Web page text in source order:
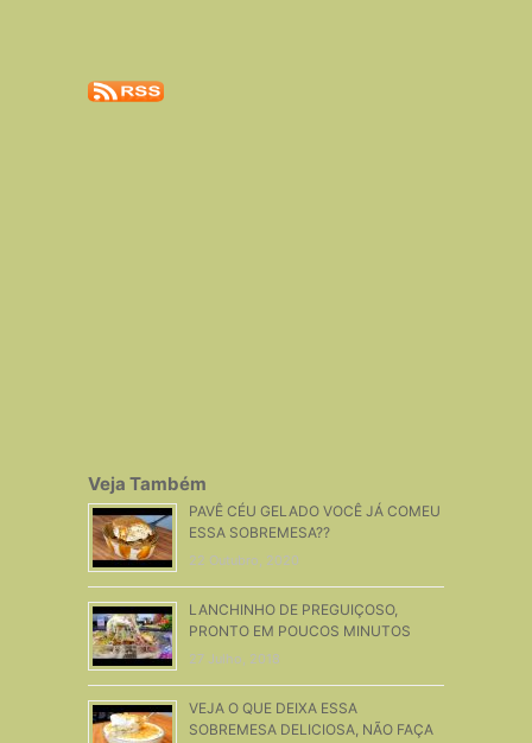
Veja Também
PAVÊ CÉU GELADO VOCÊ JÁ COMEU
ESSA SOBREMESA??
22 Outubro, 2020
LANCHINHO DE PREGUIÇOSO,
PRONTO EM POUCOS MINUTOS
27 Julho, 2018
VEJA O QUE DEIXA ESSA
SOBREMESA DELICIOSA, NÃO FAÇA